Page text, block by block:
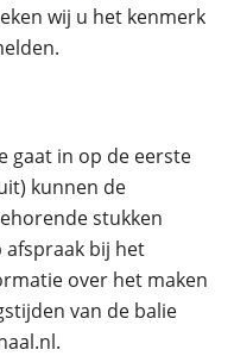
wij u het kenmerk
gaat in op de eerste
kunnen de
stukken
afspraak bij het
over het maken
van de balie